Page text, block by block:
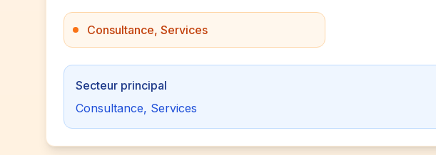
Consultance, Services
Secteur principal
Consultance, Services